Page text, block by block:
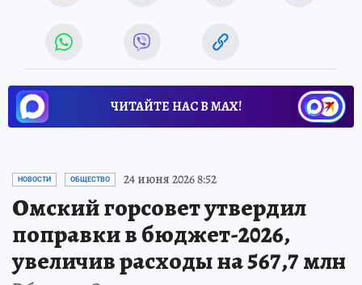
ЧИТАЙТЕ НАС В МАХ!
НОВОСТИ ОБЩЕСТВО 24 июня 2026 8:52
Омский горсовет утвердил
поправки в бюджет-2026,
увеличив расходы на 567,7 млн